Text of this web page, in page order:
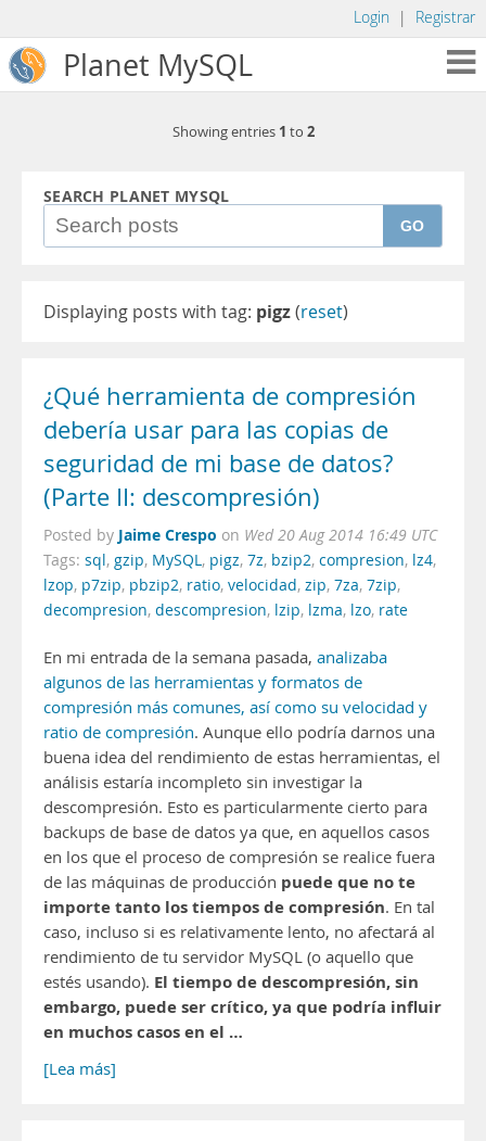
Login | Registrar
Planet MySQL
Showing entries 1 to 2
SEARCH PLANET MYSQL
GO
Displaying posts with tag: pigz(reset)
¿Qué herramienta de compresión
debería usar para las copias de
seguridad de mi base de datos?
(Parte II: descompresión)
Posted by Jaime Crespo on Wed 20 Aug 2014 16:49 UTC
Tags: sql, gzip, MySQL, pigz, 7z, bzip2, compresion, lz4,
lzop, p7zip, pbzip2, ratio, velocidad, zip, 7za, 7zip,
decompresion, descompresion, lzip, lzma, lzo, rate
En mi entrada de la semana pasada, analizaba
algunos de las herramientas y formatos de
compresión más comunes, así como su velocidad y
ratio de compresión. Aunque ello podría darnos una
buena idea del rendimiento de estas herramientas, el
análisis estaría incompleto sin investigar la
descompresión. Esto es particularmente cierto para
backups de base de datos ya que, en aquellos casos
en los que el proceso de compresión se realice fuera
de las máquinas de producción puede que no te
importe tanto los tiempos de compresión. En tal
caso, incluso si es relativamente lento, no afectará al
rendimiento de tu servidor MySQL (o aquello que
estés usando). El tiempo de descompresión, sin
embargo, puede ser crítico, ya que podría influir
en muchos casos en el …
[Lea más]